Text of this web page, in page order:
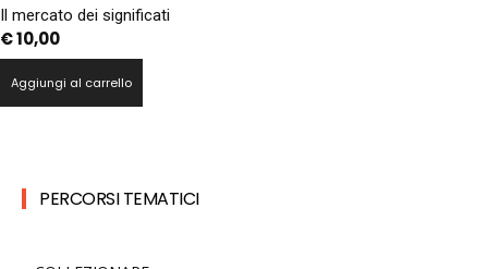
Il mercato dei significati
€10,00
Aggiungi al carrello
PERCORSI TEMATICI